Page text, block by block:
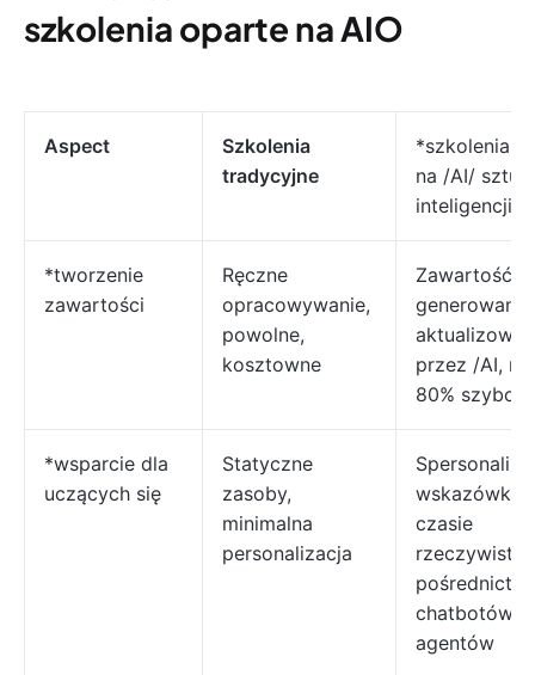
szkolenia oparte na AIO
Aspect
Szkolenia
tradycyjne
*szkolenia
na /AI/
inteligencji
*tworzenie
zawartości
Ręczne
opracowywanie,
powolne,
kosztowne
Zawartość
generowana
przez /AI,
80% szybciej
*wsparcie dla
uczących się
Statyczne
zasoby,
minimalna
personalizacja
wskazówki
czasie
chatbotów i
agentów